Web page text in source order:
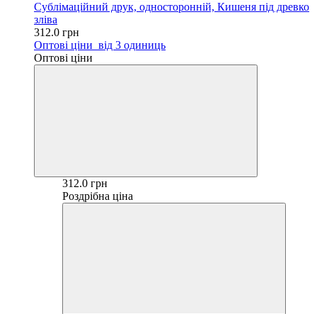
Сублімаційний друк, односторонній, Кишеня під древко
зліва
312.0 грн
Оптові ціни від 3 одиниць
Оптові ціни
312.0 грн
Роздрібна ціна